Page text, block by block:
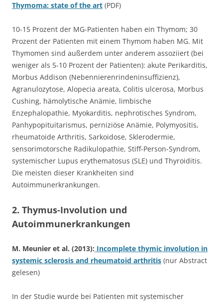
Thymoma: state of the art (PDF)
10-15 Prozent der MG-Patienten haben ein Thymom; 30
Prozent der Patienten mit einem Thymom haben MG. Mit
Thymomen sind außerdem unter anderem assoziiert (bei
weniger als 5-10 Prozent der Patienten): akute Perikarditis,
Morbus Addison (Nebennierenrindeninsuffizienz),
Agranulozytose, Alopecia areata, Colitis ulcerosa, Morbus
Cushing, hämolytische Anämie, limbische
Enzephalopathie, Myokarditis, nephrotisches Syndrom,
Panhypopituitarismus, perniziöse Anämie, Polymyositis,
rheumatoide Arthritis, Sarkoidose, Sklerodermie,
sensorimotorsche Radikulopathie, Stiff-Person-Syndrom,
systemischer Lupus erythematosus (SLE) und Thyroiditis.
Die meisten dieser Krankheiten sind
Autoimmunerkrankungen.
2. Thymus-Involution und
Autoimmunerkrankungen
M. Meunier et al. (2013): Incomplete thymic involution in
systemic sclerosis and rheumatoid arthritis (nur Abstract
gelesen)
In der Studie wurde bei Patienten mit systemischer